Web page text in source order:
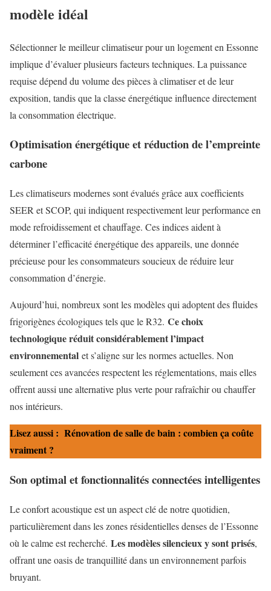
modèle idéal
Sélectionner le meilleur climatiseur pour un logement en Essonne
implique d’évaluer plusieurs facteurs techniques. La puissance
requise dépend du volume des pièces à climatiser et de leur
exposition, tandis que la classe énergétique influence directement
la consommation électrique.
Optimisation énergétique et réduction de l’empreinte
carbone
Les climatiseurs modernes sont évalués grâce aux coefficients
SEER et SCOP, qui indiquent respectivement leur performance en
mode refroidissement et chauffage. Ces indices aident à
déterminer l’efficacité énergétique des appareils, une donnée
précieuse pour les consommateurs soucieux de réduire leur
consommation d’énergie.
Aujourd’hui, nombreux sont les modèles qui adoptent des fluides
frigorigènes écologiques tels que le R32. Ce choix
technologique réduit considérablement l’impact
environnemental et s’aligne sur les normes actuelles. Non
seulement ces avancées respectent les réglementations, mais elles
offrent aussi une alternative plus verte pour rafraîchir ou chauffer
nos intérieurs.
Lisez aussi : Rénovation de salle de bain : combien ça coûte
vraiment ?
Son optimal et fonctionnalités connectées intelligentes
Le confort acoustique est un aspect clé de notre quotidien,
particulièrement dans les zones résidentielles denses de l’Essonne
où le calme est recherché. Les modèles silencieux y sont prisés,
offrant une oasis de tranquillité dans un environnement parfois
bruyant.